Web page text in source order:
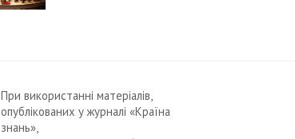
При використанні матеріалів,
опублікованих у журналі «Країна
знань»,